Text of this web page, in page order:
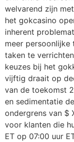
welvarend zijn
het gokcasino
inherent
meer persoonlijke
taken te
keuzes bij het
vijftig draait op
van de toekomst
en sedimentatie
ondergrens van $
voor klanten die
ET op 07:00 uur